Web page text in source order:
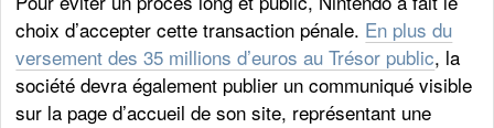
choix d’accepter cette transaction pénale. En plus du
versement des 35 millions d’euros au Trésor public, la
société devra également publier un communiqué visible
sur la page d’accueil de son site, représentant une